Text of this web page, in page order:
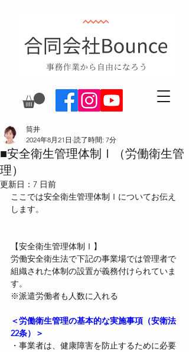
■安全衛生管理体制Ⅰ（労働衛生管
理）
筒井
2024年8月21日 読了時間: 7分
更新日： 7 日前
ここでは安全衛生管理体制Ⅰについてお伝え
します。
【安全衛生管理体制Ⅰ】
労働安全衛生法で下記の事業場では管理者で
組織された体制の設置が義務付けられていま
す。
※派遣労働者も人数に入れる
＜労働衛生管理の基本的な実施事項（安衛法
22条）＞
・事業者は、健康障害を防止するために必要